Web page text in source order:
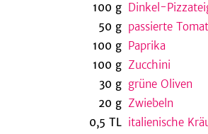
100 g Dinkel-
50 g passierte
100 g Paprika
100 g Zucchini
30 g grüne Oliven
20 g Zwiebeln
0,5 TL italienische